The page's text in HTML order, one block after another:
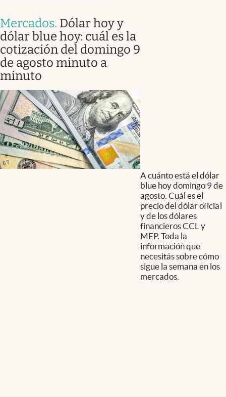
Mercados. Dólar hoy y
dólar blue hoy: cuál es la
cotización del domingo 9
de agosto minuto a
minuto
A cuánto está el dólar
blue hoy domingo 9 de
agosto. Cuál es el
precio del dólar oficial
y de los dólares
financieros CCL y
MEP. Toda la
información que
necesitás sobre cómo
sigue la semana en los
mercados.